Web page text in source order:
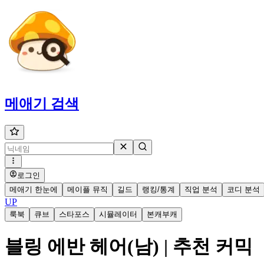
메애기 검색
로그인
메애기 한눈에
메이플 뮤직 길드 랭킹/통계 직업 분석 코디 분석
UP
룩북 큐브 스타포스 시뮬레이터 본캐부캐
블링 에반 헤어(남) | 추천 커믹